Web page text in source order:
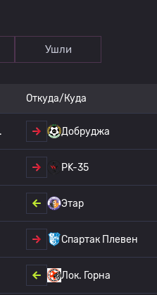
Ушли
Откуда/Куда
Добруджа
PK-35
Этар
Спартак Плевен
Лок. Горна